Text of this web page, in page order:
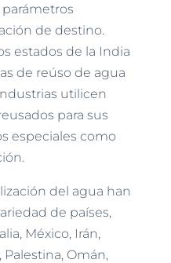
de destino.
estados de la India
de reúso de agua
utilicen
para sus
especiales como
del agua han
de países,
México, Irán,
Palestina, Omán,